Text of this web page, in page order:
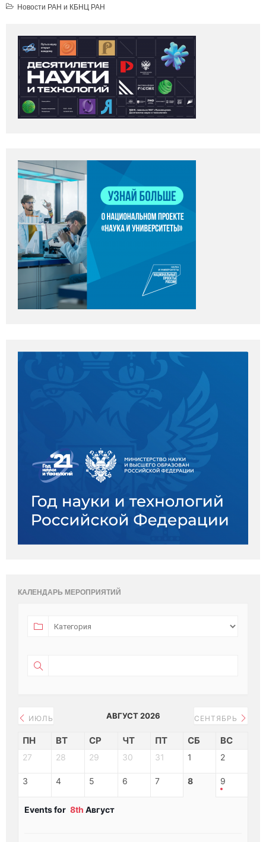
Новости РАН и КБНЦ РАН
КАЛЕНДАРЬ МЕРОПРИЯТИЙ
ИЮЛЬ АВГУСТ 2026 СЕНТЯБРЬ
ПН ВТ СР ЧТ ПТ СБ ВС
27 28 29 30 31 1 2
3 4 5 6 7 8 9
Events for 8th Август